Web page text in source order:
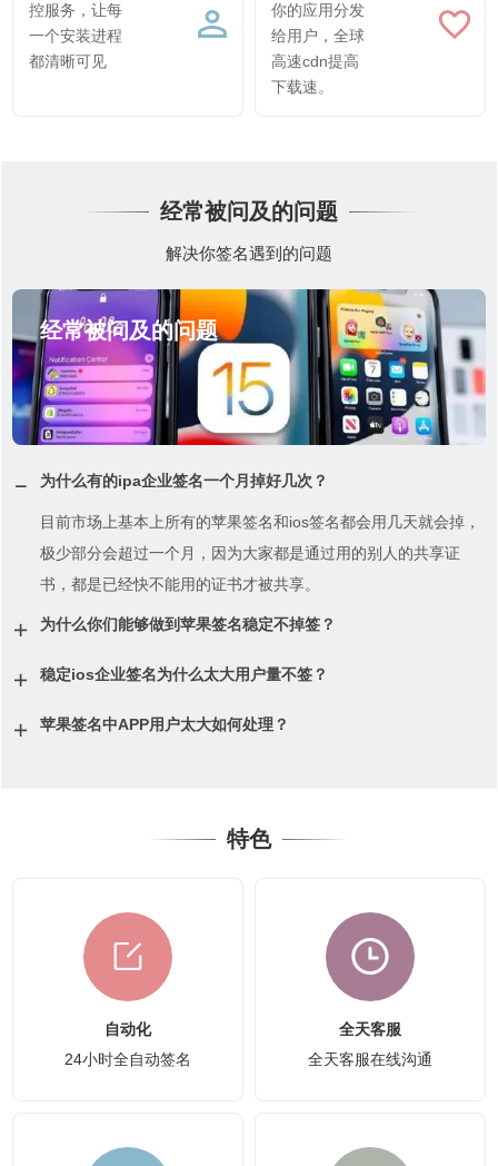
控服务，让每
一个安装进程
都清晰可见
你的应用分发
给用户，全球
高速cdn提高
下载速。
经常被问及的问题
解决你签名遇到的问题
经常被问及的问题
为什么有的ipa企业签名一个月掉好几次？
目前市场上基本上所有的苹果签名和ios签名都会用几天就会掉，
极少部分会超过一个月，因为大家都是通过用的别人的共享证
书，都是已经快不能用的证书才被共享。
为什么你们能够做到苹果签名稳定不掉签？
稳定ios企业签名为什么太大用户量不签？
苹果签名中APP用户太大如何处理？
特色
自动化
24小时全自动签名
全天客服
全天客服在线沟通